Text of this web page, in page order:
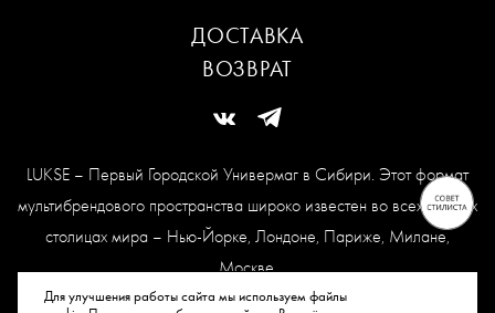
Для улучшения работы сайта мы используем файлы
LUKSE – Первый Городской Универмаг в Сибири. Этот формат
мультибрендового пространства широко известен во всех модных
столицах мира – Нью-Йорке, Лондоне, Париже, Милане,
Москве.
Карта сайта
ДОСТАВКА
ВОЗВРАТ